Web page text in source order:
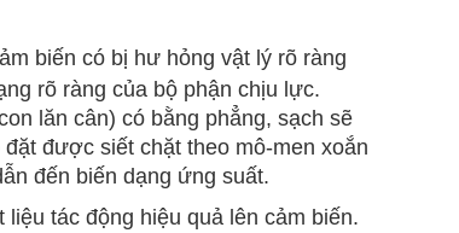
biến có bị hư hỏng vật lý rõ ràng
rõ ràng của bộ phận chịu lực.
lăn cân) có bằng phẳng, sạch sẽ
được siết chặt theo mô-men xoắn
đến biến dạng ứng suất.
tác động hiệu quả lên cảm biến.